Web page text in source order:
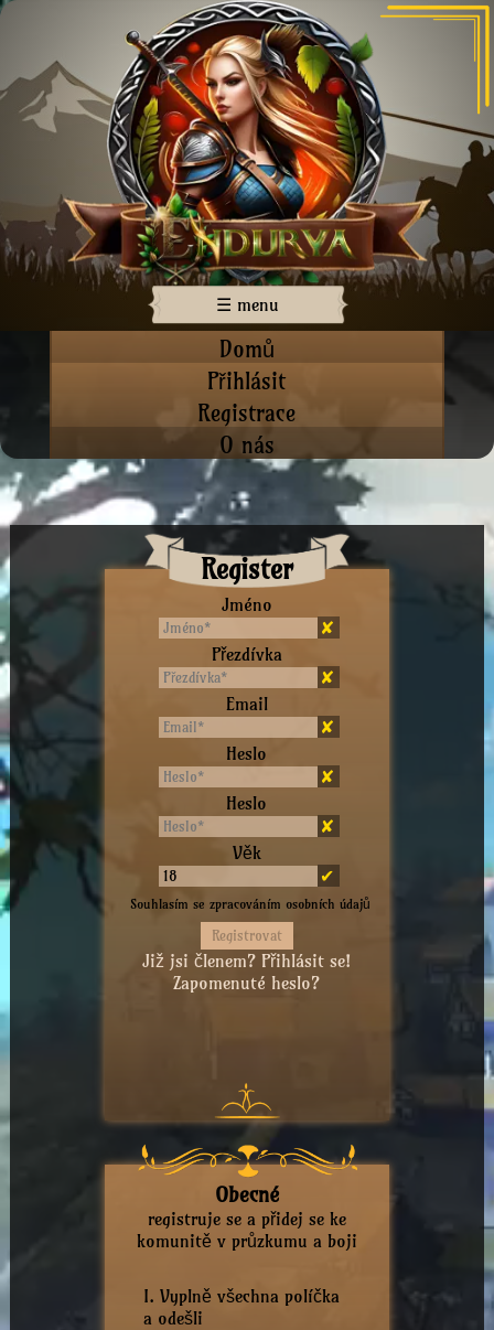
☰ menu
Domů
Přihlásit
Registrace
O nás
Register
Jméno
✘
Přezdívka
✘
Email
✘
Heslo
✘
Heslo
✘
Věk
✔
Souhlasím se zpracováním osobních údajů
Již jsi členem? Přihlásit se!
Zapomenuté heslo?
Obecné
registruje se a přidej se ke
komunitě v průzkumu a boji
Vyplně všechna políčka
a odešli